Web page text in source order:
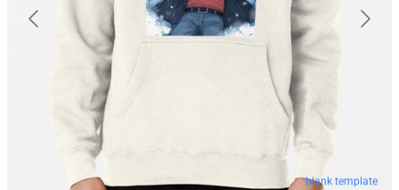
blank template